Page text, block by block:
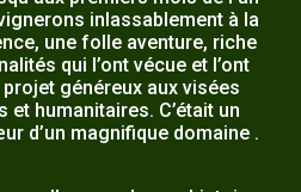
inlassablement à la
une folle aventure, riche
qui l’ont vécue et l’ont
généreux aux visées
humanitaires. C’était un
d’un magnifique domaine .